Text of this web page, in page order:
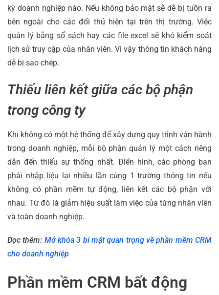
kỳ doanh nghiệp nào. Nếu không bảo mật sẽ dễ bị tuồn ra
bên ngoài cho các đối thủ hiện tại trên thị trường. Việc
quản lý bằng sổ sách hay các file excel sẽ khó kiểm soát
lịch sử truy cập của nhân viên. Vì vậy thông tin khách hàng
dễ bị sao chép.
Thiếu liên kết giữa các bộ phận
trong công ty
Khi không có một hệ thống để xây dựng quy trình vận hành
trong doanh nghiệp, mỗi bộ phận quản lý một cách riêng
dẫn đến thiếu sự thống nhất. Điển hình, các phòng ban
phải nhập liệu lại nhiều lần cùng 1 trường thông tin nếu
không có phần mềm tự động, liên kết các bộ phận với
nhau. Từ đó là giảm hiệu suất làm việc của từng nhân viên
và toàn doanh nghiệp.
Đọc thêm: Mở khóa 3 bí mật quan trọng về phần mềm CRM
cho doanh nghiệp
Phần mềm CRM bất động